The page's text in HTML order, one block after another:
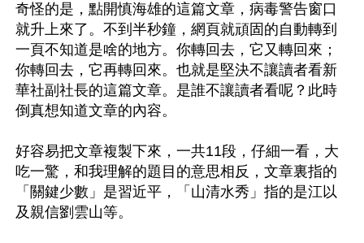
奇怪的是，點開慎海雄的這篇文章，病毒警告窗口
就升上來了。不到半秒鐘，網頁就頑固的自動轉到
一頁不知道是啥的地方。你轉回去，它又轉回來；
你轉回去，它再轉回來。也就是堅決不讓讀者看新
華社副社長的這篇文章。是誰不讓讀者看呢？此時
倒真想知道文章的內容。
好容易把文章複製下來，一共11段，仔細一看，大
吃一驚，和我理解的題目的意思相反，文章裏指的
「關鍵少數」是習近平，「山清水秀」指的是江以
及親信劉雲山等。